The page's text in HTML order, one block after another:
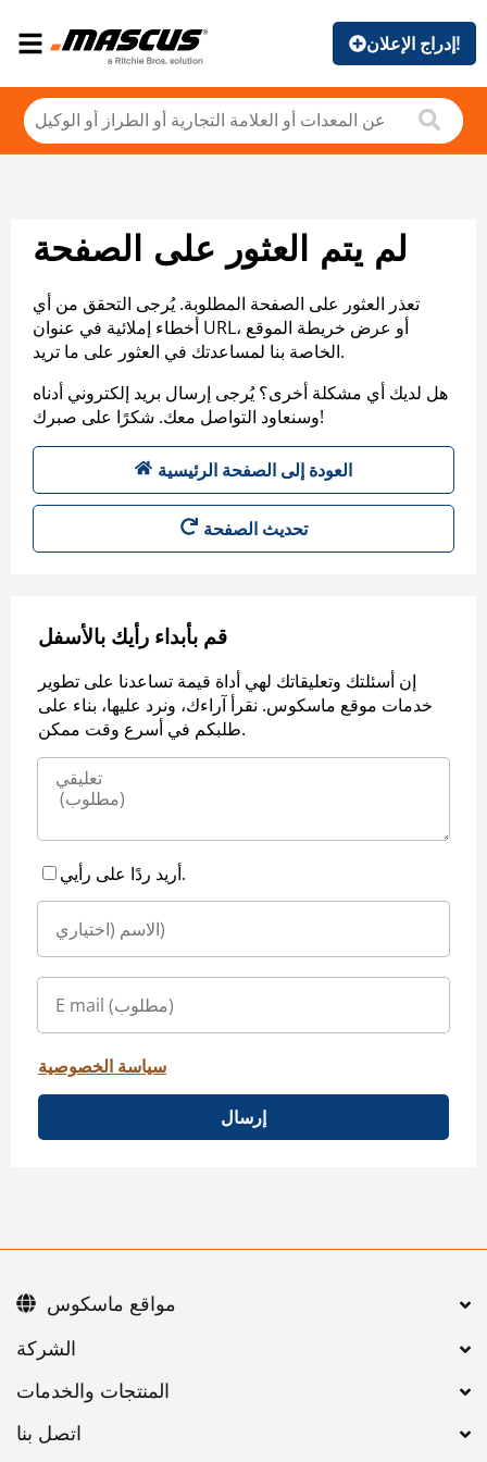
إدراج الإعلان!
لم يتم العثور على الصفحة
تعذر العثور على الصفحة المطلوبة. يُرجى التحقق من أي
أخطاء إملائية في عنوان URL، أو عرض خريطة الموقع
الخاصة بنا لمساعدتك في العثور على ما تريد.
هل لديك أي مشكلة أخرى؟ يُرجى إرسال بريد إلكتروني أدناه
وسنعاود التواصل معك. شكرًا على صبرك!
العودة إلى الصفحة الرئيسية
تحديث الصفحة
قم بأبداء رأيك بالأسفل
إن أسئلتك وتعليقاتك لهي أداة قيمة تساعدنا على تطوير
خدمات موقع ماسكوس. نقرأ آراءك، ونرد عليها، بناء على
طلبكم في أسرع وقت ممكن.
أريد ردًا على رأيي.
سياسة الخصوصية
إرسال
اتصل بنا
مواقع ماسكوس